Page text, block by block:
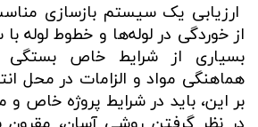
ارزیابی یک سیستم بازسازی
از خوردگی در لوله‌ها و خطوط لوله
بسیاری از شرایط خاص بستگی
هماهنگی مواد و الزامات در محل
بر این، باید در شرایط پروژه خاص و